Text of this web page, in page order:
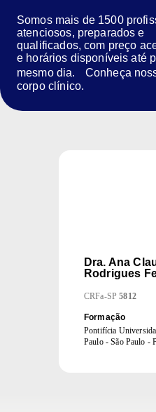
Somos mais de 1500
atenciosos, preparados e
qualificados, com preço
e horários disponíveis até
mesmo dia. Conheça
corpo clínico.
Dra. Ana
Rodrigues
CRFa-SP 5812
Formação
Pontifícia
Paulo - São Paulo -